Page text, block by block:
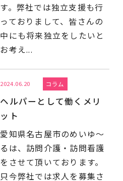
す。弊社では独立支援も行
っておりまして、皆さんの
中にも将来独立をしたいと
お考え...
2024.06.20 コラム
ヘルパーとして働くメリ
ット
愛知県名古屋市のめいゆ～
るは、訪問介護・訪問看護
をさせて頂いております。
只今弊社では求人を募集さ